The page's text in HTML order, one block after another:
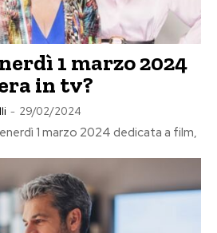
1 marzo 2024
in tv?
- 29/02/2024
1 marzo 2024 dedicata a film,